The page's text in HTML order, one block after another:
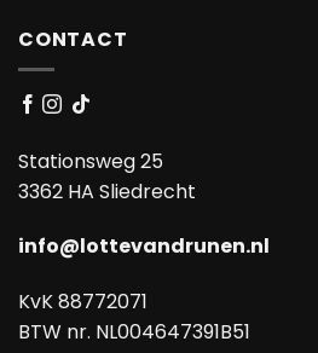
CONTACT
Stationsweg 25
3362 HA Sliedrecht
info@lottevandrunen.nl
KvK 88772071
BTW nr. NL004647391B51